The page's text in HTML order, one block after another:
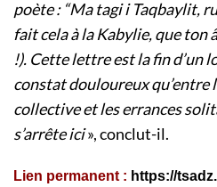
poète : “Ma tagi i Taqbaylit,
fait cela à la Kabylie, que ton
!). Cette lettre est la fin d’un
constat douloureux qu’entre
collective et les errances
s’arrête ici», conclut-il.
Lien permanent : https://